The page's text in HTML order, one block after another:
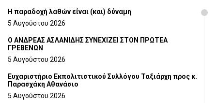
H παραδοχή λαθών είναι (και) δύναμη
5 Αυγούστου 2026
Ο ΑΝΔΡΕΑΣ ΑΣΛΑΝΙΔΗΣ ΣΥΝΕΧΙΖΕΙ ΣΤΟΝ ΠΡΩΤΕΑ
ΓΡΕΒΕΝΩΝ
5 Αυγούστου 2026
Ευχαριστήριο Εκπολιτιστικού Συλλόγου Ταξιάρχη προς κ.
Παρασχάκη Αθανάσιο
5 Αυγούστου 2026